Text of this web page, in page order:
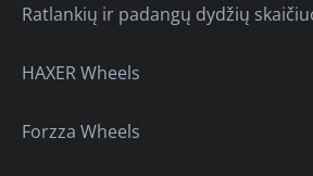
Ratlankių ir padangų dydžių
HAXER Wheels
Forzza Wheels